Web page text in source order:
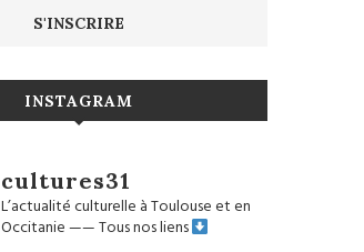
INSTAGRAM
cultures31
L’actualité culturelle à Toulouse et en
Occitanie——Tous nos liens